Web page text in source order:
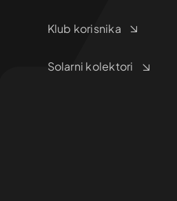
Klub korisnika
Solarni kolektori